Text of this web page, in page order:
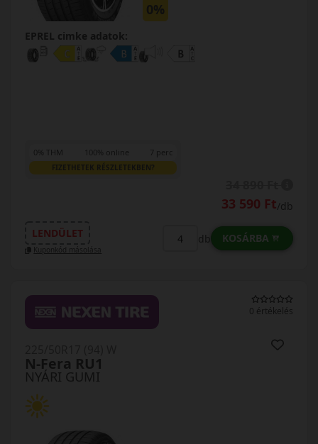
0%
EPREL cimke adatok:
0% THM 100% online 7 perc
FIZETHETEK RÉSZLETEKBEN?
33 590 Ft/db
LENDÜLET
Kuponkód másolása
db KOSÁRBA
0 értékelés
NYÁRI GUMI
N-Fera RU1